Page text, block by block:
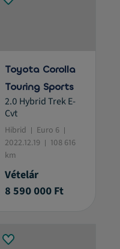
Toyota Corolla
Touring Sports
2.0 Hybrid Trek E-
Cvt
Hibrid
Euro 6
2022.12.19
108 616
km
Vételár
8 590 000 Ft